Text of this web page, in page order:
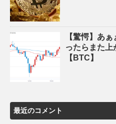
【驚愕】あ
ったらまた上
【BTC】
最近のコメント